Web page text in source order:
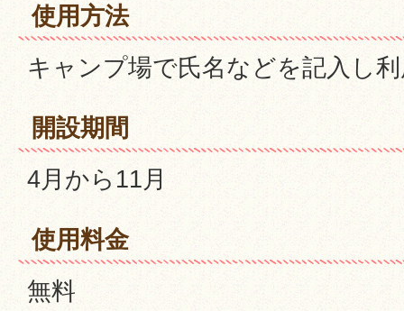
使用方法
キャンプ場で氏名などを記入し
開設期間
4月から11月
使用料金
無料